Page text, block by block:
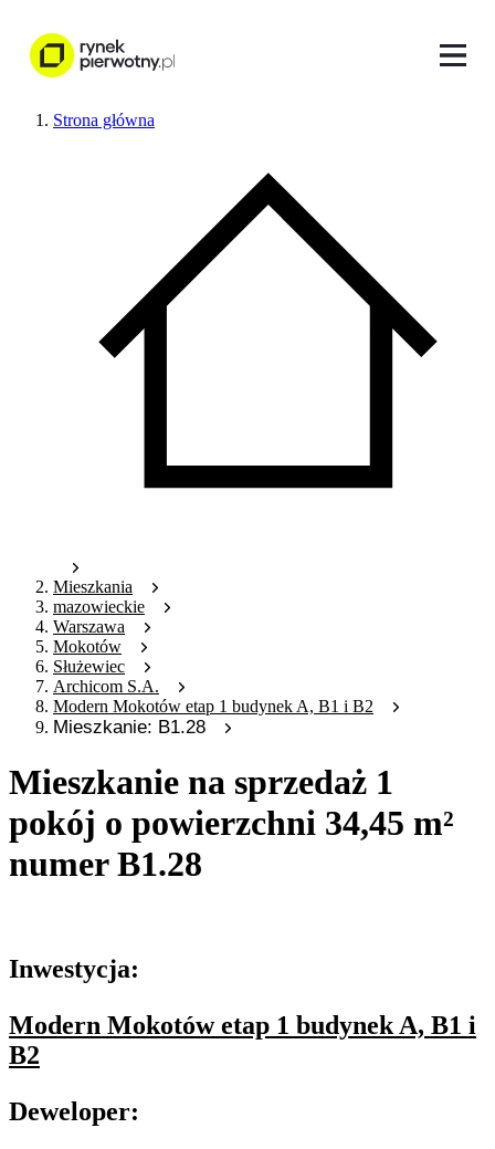
Strona główna
Mieszkania
mazowieckie
Warszawa
Mokotów
Służewiec
Archicom S.A.
Modern Mokotów etap 1 budynek A, B1 i B2
Mieszkanie: B1.28
Mieszkanie na sprzedaż 1
pokój o powierzchni 34,45 m²
numer B1.28
Inwestycja:
Modern Mokotów etap 1 budynek A, B1 i
B2
Deweloper: